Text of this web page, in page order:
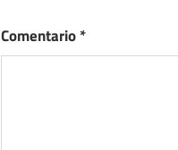
Comentario*